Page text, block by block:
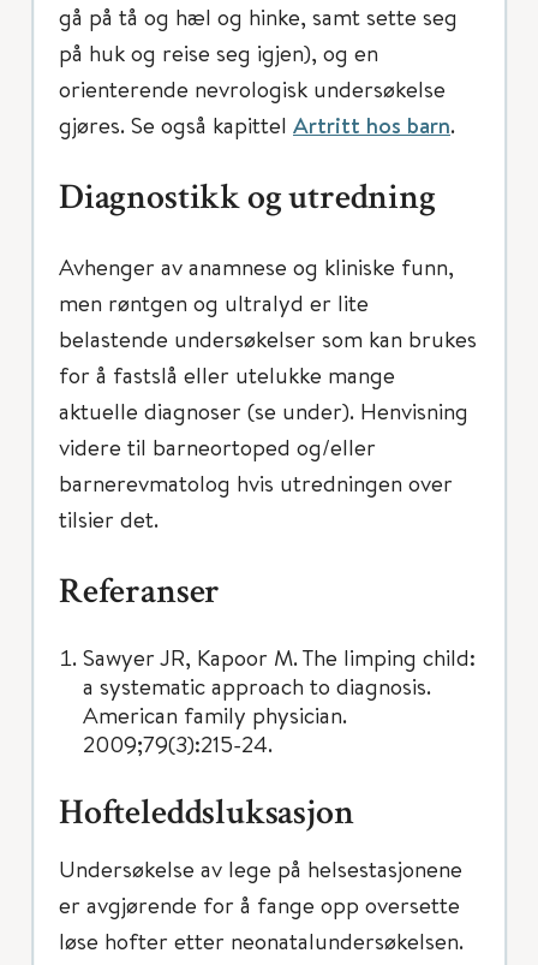
gå på tå og hæl og hinke, samt sette seg
på huk og reise seg igjen), og en
orienterende nevrologisk undersøkelse
gjøres. Se også kapittel Artritt hos barn.
Diagnostikk og utredning
Avhenger av anamnese og kliniske funn,
men røntgen og ultralyd er lite
belastende undersøkelser som kan brukes
for å fastslå eller utelukke mange
aktuelle diagnoser (se under). Henvisning
videre til barneortoped og/eller
barnerevmatolog hvis utredningen over
tilsier det.
Referanser
Sawyer JR, Kapoor M. The limping child:
a systematic approach to diagnosis.
American family physician.
2009;79(3):215-24.
Hofteleddsluksasjon
Undersøkelse av lege på helsestasjonene
er avgjørende for å fange opp oversette
løse hofter etter neonatalundersøkelsen.